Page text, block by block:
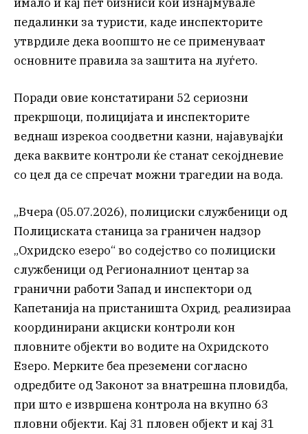
педалинки за туристи, каде инспекторите
утврдиле дека воопшто не се применуваат
основните правила за заштита на луѓето.
Поради овие констатирани 52 сериозни
прекршоци, полицијата и инспекторите
веднаш изрекоа соодветни казни, најавувајќи
дека ваквите контроли ќе станат секојдневие
со цел да се спречат можни трагедии на вода.
„Вчера (05.07.2026), полициски службеници од
Полициската станица за граничен надзор
„Охридско езеро“ во содејство со полициски
службеници од Регионалниот центар за
гранични работи Запад и инспектори од
Капетанија на пристаништа Охрид, реализираа
координирани акциски контроли кон
пловните објекти во водите на Охридското
Езеро. Мерките беа преземени согласно
одредбите од Законот за внатрешна пловидба,
при што е извршена контрола на вкупно 63
пловни објекти. Кај 31 пловен објект и кај 31